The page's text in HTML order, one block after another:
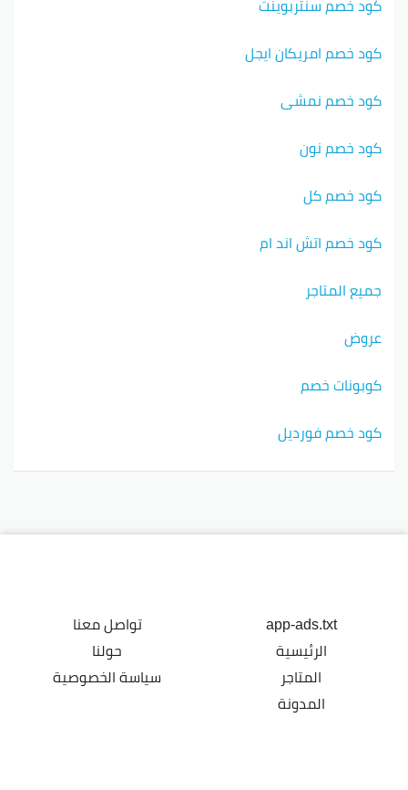
كود خصم امريكان ايجل
كود خصم نمشي
كود خصم نون
كود خصم كل
كود خصم اتش اند ام
جميع المتاجر
عروض
كوبونات خصم
كود خصم فورديل
app-ads.txt
الرئيسية
المتاجر
المدونة
تواصل معنا
حولنا
سياسة الخصوصية